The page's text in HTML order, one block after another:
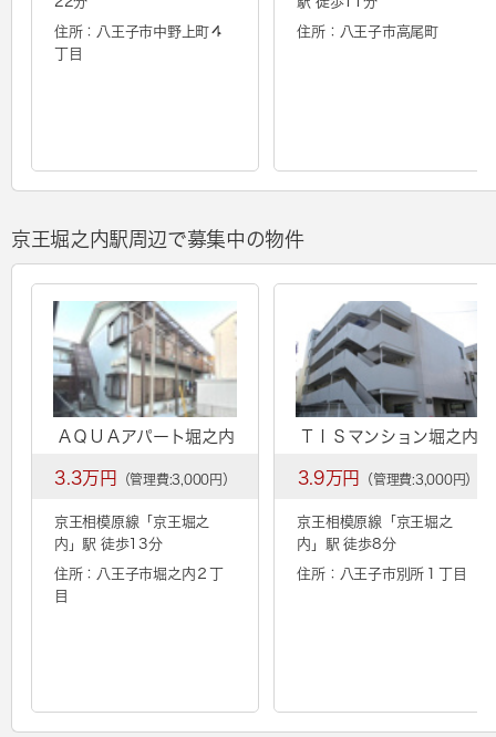
住所：八王子市中野上町４
丁目
住所：八王子市高尾町
京王堀之内駅周辺で募集中の物件
ＡＱＵＡアパート堀之内
3.3万円 （管理費:3,000円）
京王相模原線「京王堀之
内 」駅 徒歩13分
住所：八王子市堀之内２丁
目
ＴＩＳマンション堀之内
3.9万円 （管理費:3,000円）
京王相模原線「 京王堀之
内 」駅 徒歩8分
住所：八王子市別所１丁目